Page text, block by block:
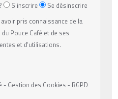
S'inscrire
Se désinscrire
pris connaissance de la
Pouce Café et de ses
et d'utilisations.
Gestion des Cookies - RGPD